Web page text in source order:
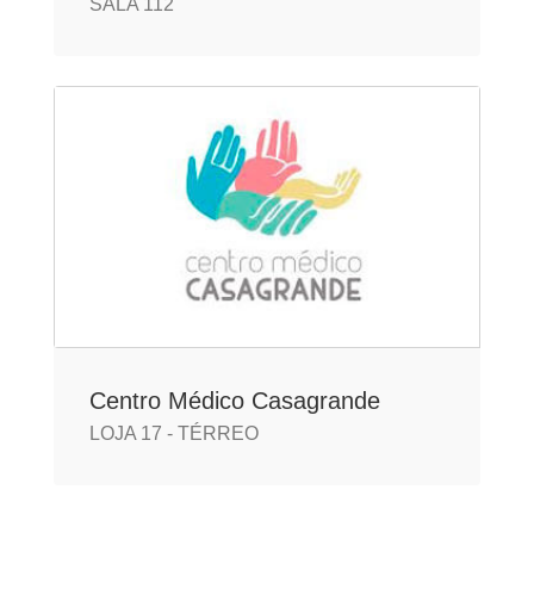
SALA 112
Centro Médico Casagrande
LOJA 17 - TÉRREO